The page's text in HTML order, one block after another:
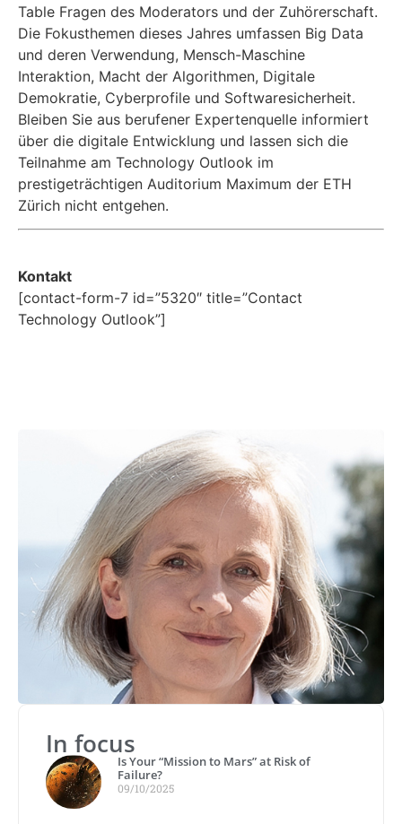
Table Fragen des Moderators und der Zuhörerschaft.
Die Fokusthemen dieses Jahres umfassen Big Data
und deren Verwendung, Mensch-Maschine
Interaktion, Macht der Algorithmen, Digitale
Demokratie, Cyberprofile und Softwaresicherheit.
Bleiben Sie aus berufener Expertenquelle informiert
über die digitale Entwicklung und lassen sich die
Teilnahme am Technology Outlook im
prestigeträchtigen Auditorium Maximum der ETH
Zürich nicht entgehen.
Kontakt
[contact-form-7 id=”5320″ title=”Contact
Technology Outlook”]
In focus
Is Your “Mission to Mars” at Risk of
Failure?
09/10/2025